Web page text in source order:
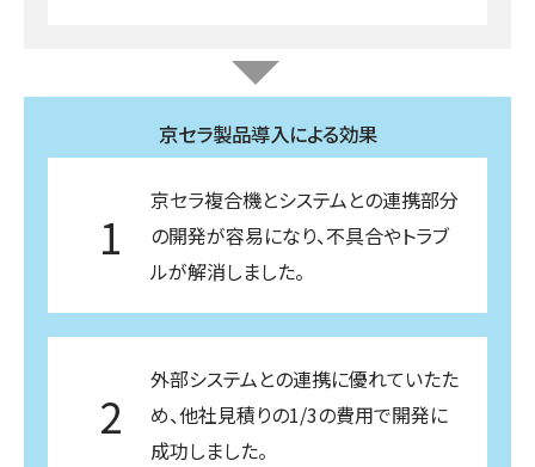
京セラ製品導入による効果
1
京セラ複合機とシステムとの連携部分
の開発が容易になり、不具合やトラブ
ルが解消しました。
2
外部システムとの連携に優れていたた
め、他社見積りの1/3の費用で開発に
成功しました。